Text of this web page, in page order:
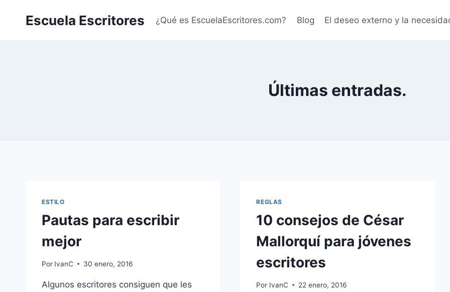
Escuela Escritores ¿Qué es EscuelaEscritores.com? Blog El deseo externo y la
Últimas entradas.
ESTILO
Pautas para escribir
mejor
Por IvanC 30 enero, 2016
Algunos escritores consiguen que les
REGLAS
10 consejos de César
Mallorquí para jóvenes
escritores
Por IvanC 22 enero, 2016